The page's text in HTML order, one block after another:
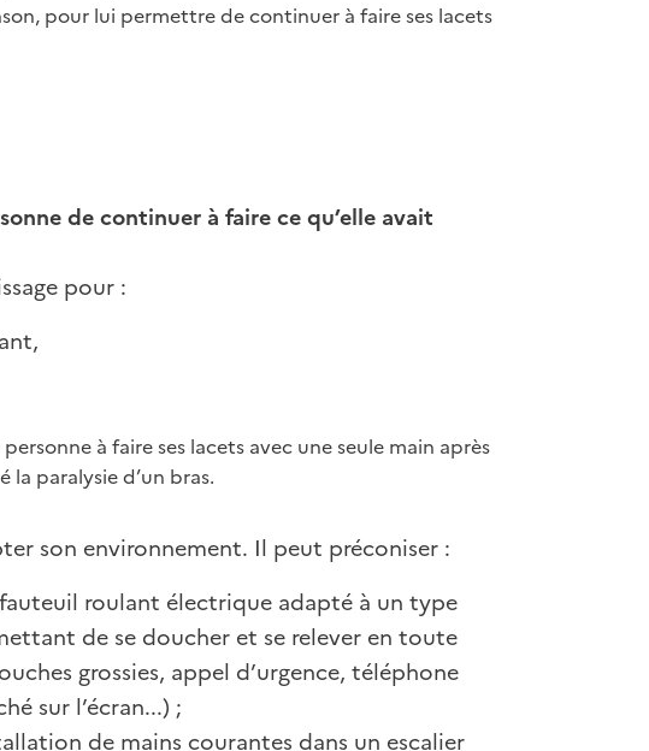
pour lui permettre de continuer à faire ses lacets
de continuer à faire ce qu’elle avait
pour :
à faire ses lacets avec une seule main après
paralysie d’un bras.
son environnement. Il peut préconiser :
roulant électrique adapté à un type
de se doucher et se relever en toute
grossies, appel d’urgence, téléphone
sur l’écran...) ;
de mains courantes dans un escalier